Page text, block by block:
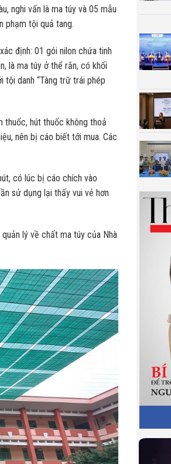
nghi vấn là ma túy và 05 mẫu
phạm tội quả tang.
định: 01 gói nilon chứa tinh
là ma túy ở thể rắn, có khối
danh “Tàng trữ trái phép
thuốc, hút thuốc không thoả
nên bị cáo biết tới mua. Các
có lúc bị cáo chích vào
sử dụng lại thấy vui vẻ hơn
lý về chất ma túy của Nhà